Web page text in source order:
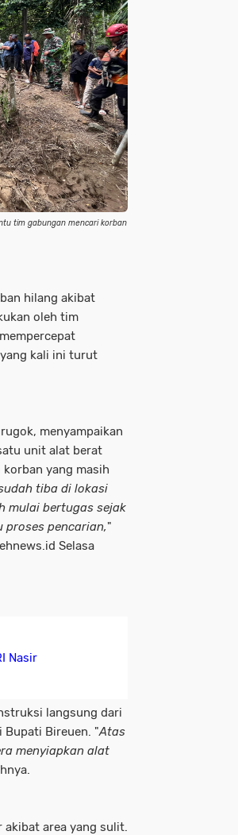
tim gabungan mencari korban
hilang akibat
oleh tim
kali ini turut
menyampaikan
unit alat berat
yang masih
tiba di lokasi
mulai bertugas sejak
pencarian,"
Selasa
Nasir
langsung dari
Bupati Bireuen. "Atas
menyiapkan alat
area yang sulit.